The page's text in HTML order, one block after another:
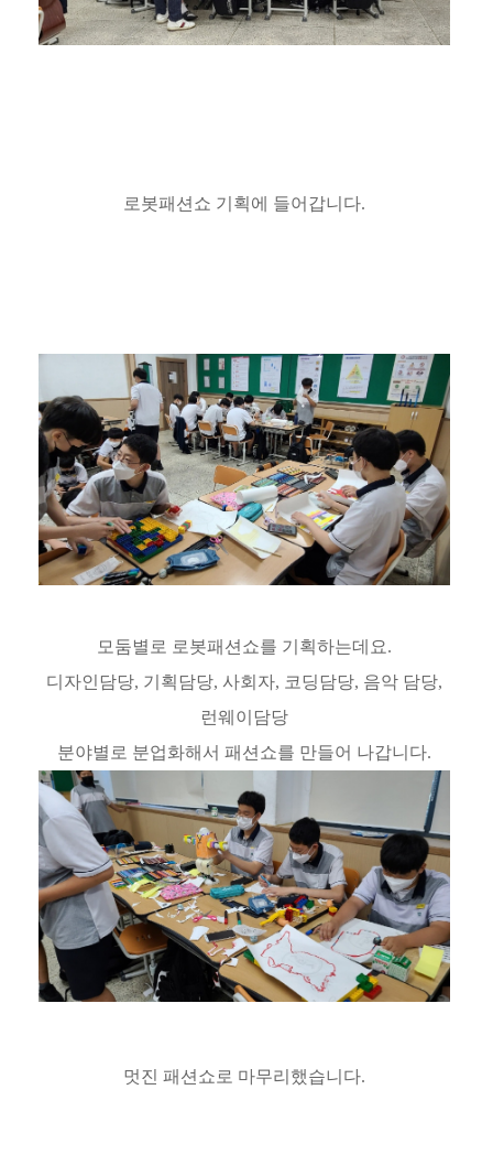
로봇패션쇼 기획에 들어갑니다.
모둠별로 로봇패션쇼를 기획하는데요.
디자인담당, 기획담당, 사회자, 코딩담당, 음악 담당,
런웨이담당
분야별로 분업화해서 패션쇼를 만들어 나갑니다.
멋진 패션쇼로 마무리했습니다.